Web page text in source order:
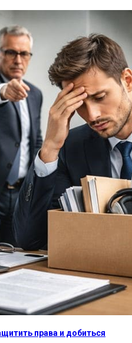
права и добиться